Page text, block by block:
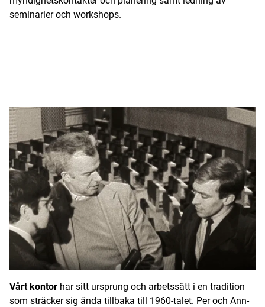
seminarier och workshops.
Vårt kontor har sitt ursprung och arbetssätt i en tradition
som sträcker sig ända tillbaka till 1960-talet. Per och Ann-